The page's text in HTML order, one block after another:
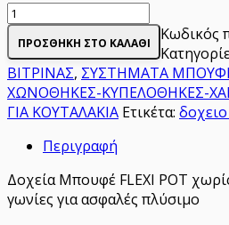
Δοχείο
για
toppings
Διάφανο
μπουφέ
Plexiglass
Καπάκι
Frost
ΠΡΟΣΘΉΚΗ ΣΤΟ ΚΑΛΆΘΙ Κωδικός
ΒΙΤΡΙΝΑΣ, ΣΥΣΤΗΜΑΤΑ
ΧΩΝΟΘΗΚΕΣ-ΚΥΠΕΛΟΘΗΚΕΣ-
ΓΙΑ ΚΟΥΤΑΛΑΚΙΑ Ετικέτα:
Περιγραφή
Δοχεία Μπουφέ FLEXI POT
γωνίες για ασφαλές πλύσιμο